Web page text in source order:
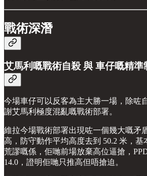
戰術深潛
艾馬利嘅戰術自殺 與 車仔嘅精準
今場車仔可以反客為主大勝一場，除咗
謝艾馬利極度混亂嘅戰術部署。
維拉今場戰術部署出現咗一個幾大嘅矛
高，防守動作平均高度去到 50.2 米，基
荒謬嘅係，佢哋前場放棄高位逼搶，
14.0，證明佢哋只推高但唔搶迫。